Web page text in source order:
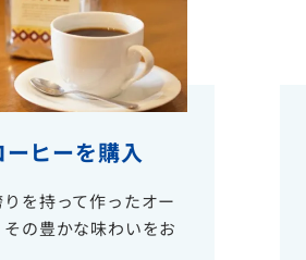
ーヒーを購入
を持って作ったオー
の豊かな味わいをお